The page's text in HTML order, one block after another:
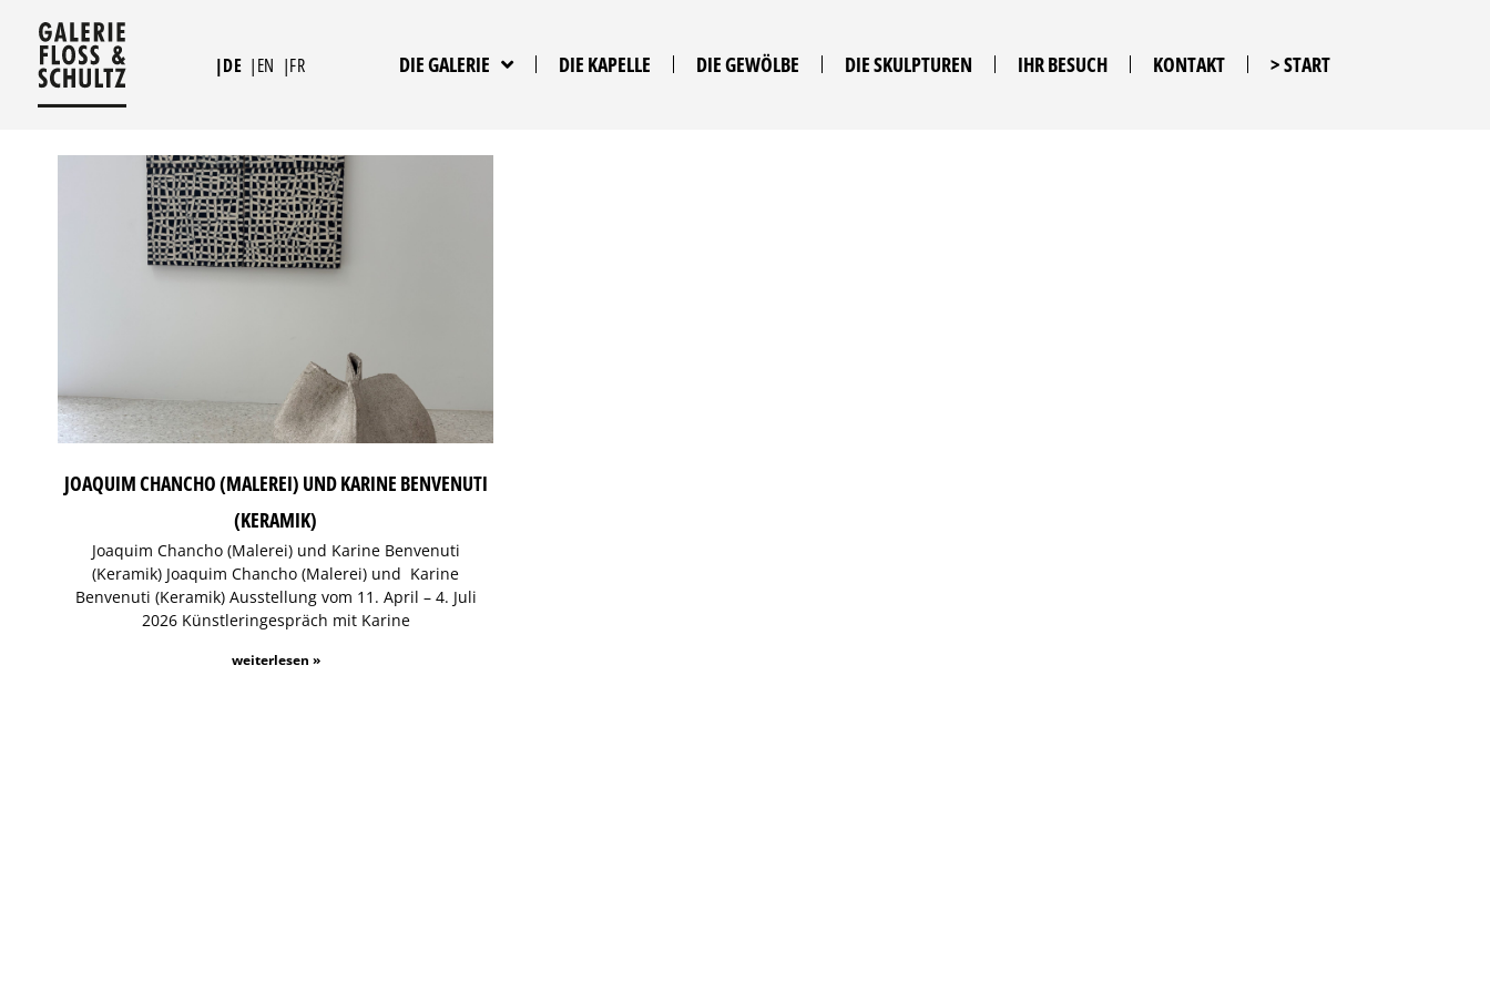
springen
|DE |EN |FR DIE GALERIE DIE KAPELLE DIE GEWÖLBE DIE SKULPTUREN IHR BESUCH KONTAKT > START
JOAQUIM CHANCHO (MALEREI) UND KARINE BENVENUTI
(KERAMIK)
Joaquim Chancho (Malerei) und Karine Benvenuti
(Keramik) Joaquim Chancho (Malerei) und Karine
Benvenuti (Keramik) Ausstellung vom 11. April – 4. Juli
2026 Künstleringespräch mit Karine
weiterlesen »